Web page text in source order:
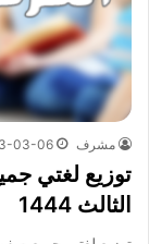
مشرف 03-06
توزيع لغتي
الثالث 1444